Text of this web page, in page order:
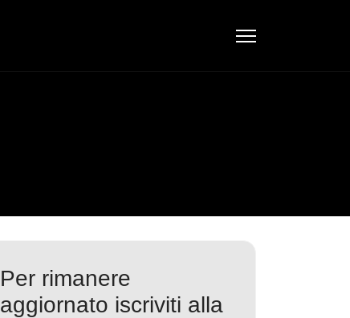
Per rimanere
aggiornato iscriviti alla